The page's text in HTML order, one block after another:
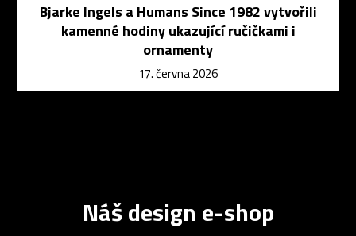
Bjarke Ingels a Humans Since 1982 vytvořili
kamenné hodiny ukazující ručičkami i
ornamenty
17. června 2026
Náš design e-shop